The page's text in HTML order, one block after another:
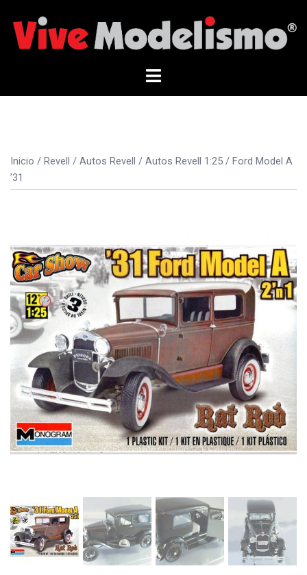
contenido
Alternar
Inicio / Revell / Autos Revell / Autos Revell 1:25 / Ford Model A
’31